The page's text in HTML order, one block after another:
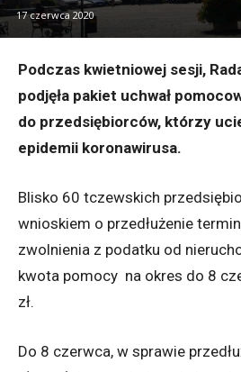
17 czerwca 2020
Podczas kwietniowej sesji,
podjęła pakiet uchwał
do przedsiębiorców, którzy
epidemii koronawirusa.
Blisko 60 tczewskich
wnioskiem o przedłużenie
zwolnienia z podatku od
kwota pomocy na okres do 8
zł.
Do 8 czerwca, w sprawie